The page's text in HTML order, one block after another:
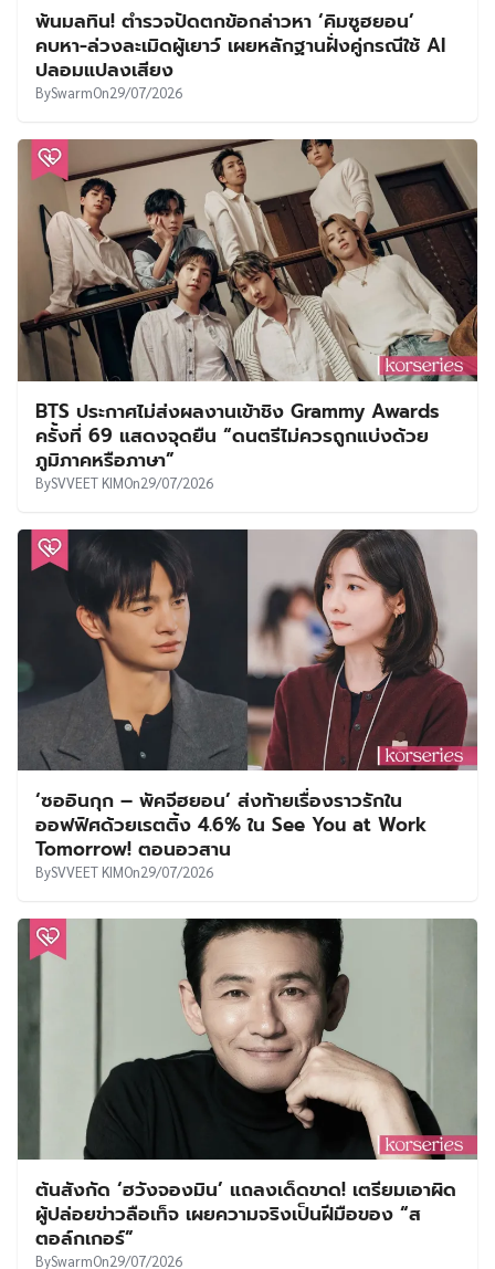
พ้นมลทิน! ตำรวจปัดตกข้อกล่าวหา ‘คิมซูฮยอน’
คบหา-ล่วงละเมิดผู้เยาว์ เผยหลักฐานฝั่งคู่กรณีใช้ AI
ปลอมแปลงเสียง
BySwarmOn29/07/2026
BTS ประกาศไม่ส่งผลงานเข้าชิง Grammy Awards
ครั้งที่ 69 แสดงจุดยืน “ดนตรีไม่ควรถูกแบ่งด้วย
ภูมิภาคหรือภาษา”
BySVVEET KIMOn29/07/2026
‘ซออินกุก – พัคจีฮยอน’ ส่งท้ายเรื่องราวรักใน
ออฟฟิศด้วยเรตติ้ง 4.6% ใน See You at Work
Tomorrow! ตอนอวสาน
BySVVEET KIMOn29/07/2026
ต้นสังกัด ‘ฮวังจองมิน’ แถลงเด็ดขาด! เตรียมเอาผิด
ผู้ปล่อยข่าวลือเท็จ เผยความจริงเป็นฝีมือของ “ส
ตอล์กเกอร์”
BySwarmOn29/07/2026